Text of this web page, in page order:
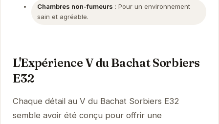
Chambres non-fumeurs : Pour un environnement
sain et agréable.
L'Expérience V du Bachat Sorbiers
E32
Chaque détail au V du Bachat Sorbiers E32
semble avoir été conçu pour offrir une